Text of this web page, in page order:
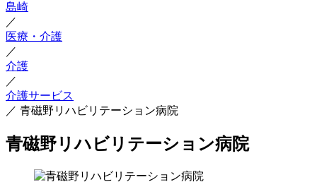
島崎
／
医療・介護
／
介護
／
介護サービス
／ 青磁野リハビリテーション病院
青磁野リハビリテーション病院